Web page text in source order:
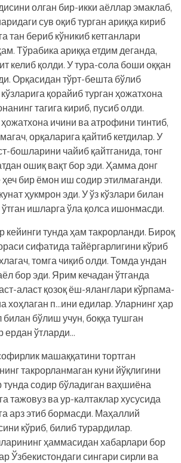
олган бир-икки аёллар эмаклаб,
сув оқиб турган ариққа кириб
тан бериб кўникиб кетганлари
Тўрабика ариққа етдим деганда,
келиб қолди. У тура-сола боши оққан
Орқасидан тўрт-бешта бўлиб
қорайиб турган ҳожатхона
тагига кириб, пусиб олди.
ичини ва атрофини тинтиб,
орқаларига қайтиб кетдилар. У
бошларини чайиб қайтганида, тонг
ошиқ вақт бор эди. Ҳамма донг
ҳеч бир ёмон иш содир этилмаганди.
ҳукмрон эди. У ўз кўзлари билан
ишларга ўла қолса ишонмасди.
тунда ҳам такрорланди. Бироқ
сифатида тайёргарлигини кўриб
томга чиқиб олди. Томда ундан
бор эди. Ярим кечадан ўтганда
аласт қозоқ ёш-яланглари кўрпама-
хоҳлаган п…ини едилар. Уларнинг ҳар
билан бўлиш учун, боққа тушган
ердан ўтларди…
машаққатини тортган
такрорланмаган куни йўқлигини
тунда содир бўладиган ваҳшиёна
тажовуз ва ур-калтаклар хусусида
арз этиб бормасди. Маҳаллий
кўриб, билиб турардилар.
ҳаммасидан хабарлари бор
Ўзбекистондаги сингари сирли ва